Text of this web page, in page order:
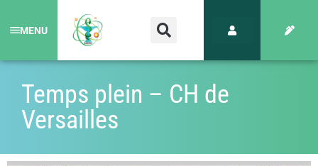
MENU
Temps plein – CH de
Versailles